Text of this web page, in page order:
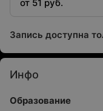
категории (дети до
от 51 руб.
Запись доступна
Инфо
Образование